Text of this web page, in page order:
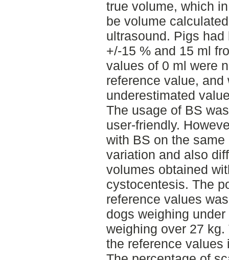
true volume, which
be volume
ultrasound. Pigs
+/-15 % and 15 ml
values of 0 ml were
reference value,
underestimated
The usage of BS
user-friendly.
with BS on the
variation and also
volumes obtained
cystocentesis. The
reference values
dogs weighing
weighing over 27
the reference values